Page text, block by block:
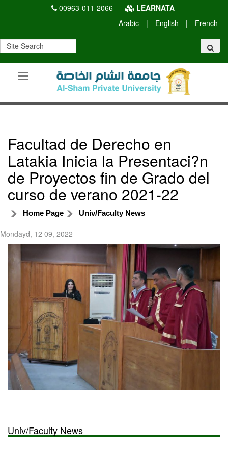
00963-011-2066
LEARNATA
Arabic
| English | French
Facultad de Derecho en
Latakia Inicia la Presentaci?n
de Proyectos fin de Grado del
curso de verano 2021-22
Home Page Univ/Faculty News
Mondayd, 12 09, 2022
Univ/Faculty News